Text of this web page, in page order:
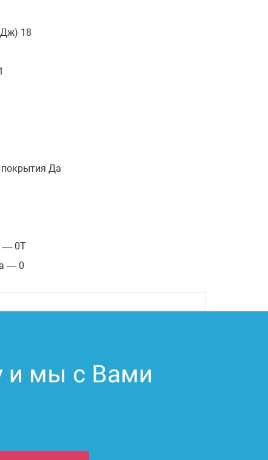
18
покрытия Да
— 0Т
— 0
и мы с Вами